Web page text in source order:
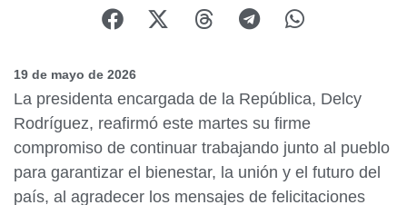
19 de mayo de 2026
La presidenta encargada de la República, Delcy
Rodríguez, reafirmó este martes su firme
compromiso de continuar trabajando junto al pueblo
para garantizar el bienestar, la unión y el futuro del
país, al agradecer los mensajes de felicitaciones